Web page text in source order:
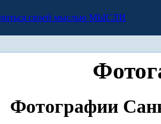
МЫСЛИ
Фотографии